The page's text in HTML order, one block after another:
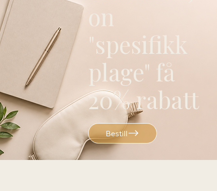
on
"spesifikk
plage" få
20% rabatt
Bestill